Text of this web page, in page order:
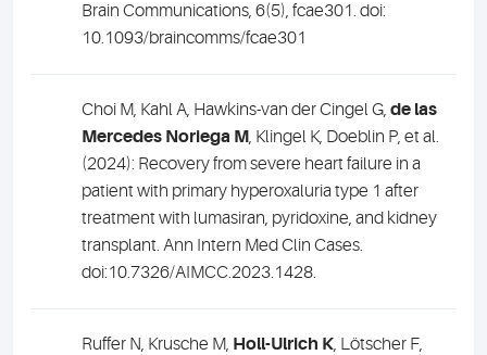
Brain Communications, 6(5), fcae301. doi:
10.1093/braincomms/fcae301
Choi M, Kahl A, Hawkins-van der Cingel G,de las
Mercedes Noriega M, Klingel K, Doeblin P, et al.
(2024): Recovery from severe heart failure in a
patient with primary hyperoxaluria type 1 after
treatment with lumasiran, pyridoxine, and kidney
transplant. Ann Intern Med Clin Cases.
doi:10.7326/AIMCC.2023.1428.
Ruffer N, Krusche M, Holl-Ulrich K, Lötscher F,